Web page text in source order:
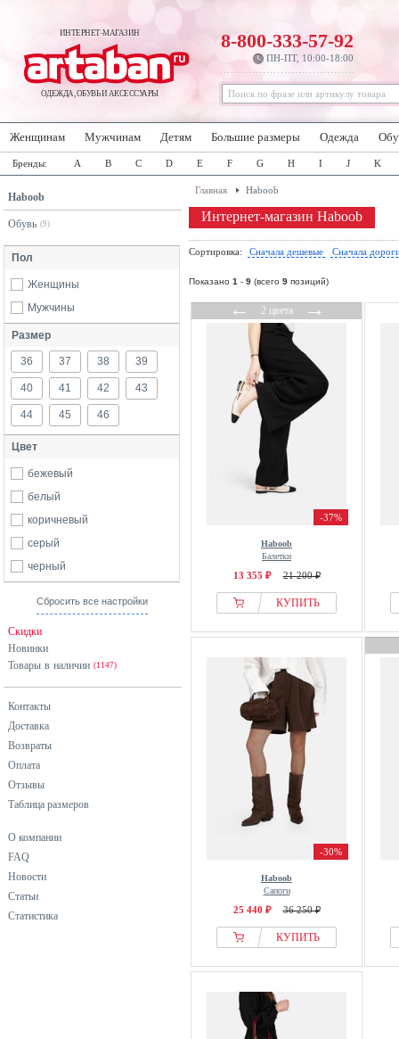
ИНТЕРНЕТ-МАГАЗИН
ОДЕЖДА, ОБУВЬ И АКСЕССУАРЫ
8-800-333-57-92
ПН-ПТ, 10:00-18:00
Женщинам Мужчинам Детям Большие размеры Одежда
Бренды: A B C D E F G H I J K
Haboob
Обувь (9)
Пол
Женщины
Мужчины
Размер
36 37 38 39
40 41 42 43
44 45 46
Цвет
бежевый
белый
коричневый
серый
черный
Сбросить все настройки
Скидки
Новинки
Товары в наличии (1147)
Контакты
Доставка
Возвраты
Оплата
Отзывы
Таблица размеров
О компании
FAQ
Новости
Статьи
Статистика
Главная Haboob
Интернет-магазин Haboob
Сортировка: Сначала дешевые Сначала
Показано 1 - 9 (всего 9 позиций)
←2 цвета→
-37%
Haboob
Балетки
13 355 ₽ 21 200 ₽
КУПИТЬ
-30%
Haboob
Сапоги
25 440 ₽ 36 250 ₽
КУПИТЬ